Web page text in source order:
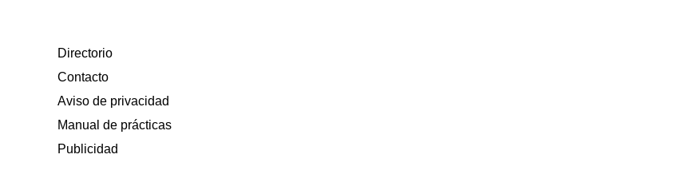
Directorio
Contacto
Aviso de privacidad
Manual de prácticas
Publicidad